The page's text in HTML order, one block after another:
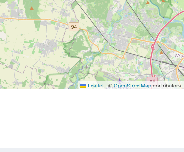
Leaflet |©OpenStreetMapcontributors